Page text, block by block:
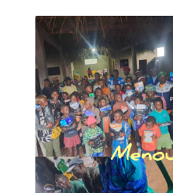
ART & CULTURE & TRADITION
ASSAINISSEMENT
BREAKING-NEWS
CAMEROUN